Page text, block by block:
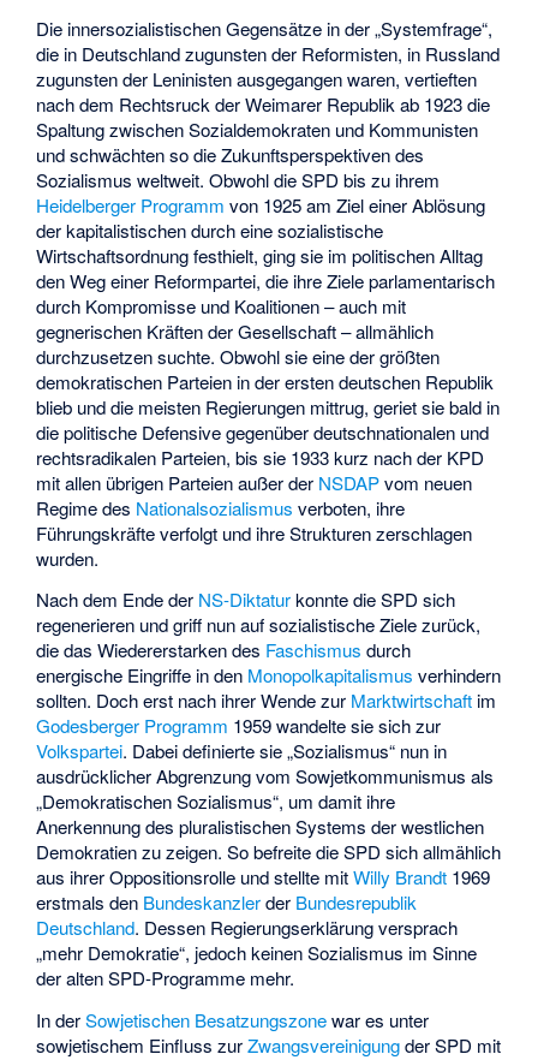
Die innersozialistischen Gegensätze in der „Systemfrage“,
die in Deutschland zugunsten der Reformisten, in Russland
zugunsten der Leninisten ausgegangen waren, vertieften
nach dem Rechtsruck der Weimarer Republik ab 1923 die
Spaltung zwischen Sozialdemokraten und Kommunisten
und schwächten so die Zukunftsperspektiven des
Sozialismus weltweit. Obwohl die SPD bis zu ihrem
Heidelberger Programm von 1925 am Ziel einer Ablösung
der kapitalistischen durch eine sozialistische
Wirtschaftsordnung festhielt, ging sie im politischen Alltag
den Weg einer Reformpartei, die ihre Ziele parlamentarisch
durch Kompromisse und Koalitionen – auch mit
gegnerischen Kräften der Gesellschaft – allmählich
durchzusetzen suchte. Obwohl sie eine der größten
demokratischen Parteien in der ersten deutschen Republik
blieb und die meisten Regierungen mittrug, geriet sie bald in
die politische Defensive gegenüber deutschnationalen und
rechtsradikalen Parteien, bis sie 1933 kurz nach der KPD
mit allen übrigen Parteien außer der NSDAPvom neuen
Regime des Nationalsozialismus verboten, ihre
Führungskräfte verfolgt und ihre Strukturen zerschlagen
wurden.
Nach dem Ende der NS-Diktaturkonnte die SPD sich
regenerieren und griff nun auf sozialistische Ziele zurück,
die das Wiedererstarken des Faschismus durch
energische Eingriffe in den Monopolkapitalismus verhindern
sollten. Doch erst nach ihrer Wende zur Marktwirtschaft im
Godesberger Programm 1959 wandelte sie sich zur
Volkspartei. Dabei definierte sie „Sozialismus“ nun in
ausdrücklicher Abgrenzung vom Sowjetkommunismus als
„Demokratischen Sozialismus“, um damit ihre
Anerkennung des pluralistischen Systems der westlichen
Demokratien zu zeigen. So befreite die SPD sich allmählich
aus ihrer Oppositionsrolle und stellte mitWilly Brandt 1969
erstmals den Bundeskanzlerder Bundesrepublik
Deutschland. Dessen Regierungserklärung versprach
„mehr Demokratie“, jedoch keinen Sozialismus im Sinne
der alten SPD-Programme mehr.
In derSowjetischen Besatzungszonewar es unter
sowjetischem Einfluss zurZwangsvereinigungder SPD mit